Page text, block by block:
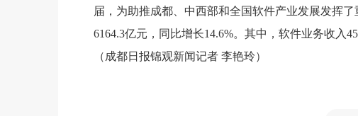
届，为助推成都、中西部和全国软件产业发展发挥
6164.3亿元，同比增长14.6%。其中，软件业务收入
（成都日报锦观新闻记者 李艳玲）